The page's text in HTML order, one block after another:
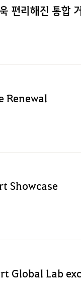
편리해진 통합
Renewal
Showcase
Global Lab